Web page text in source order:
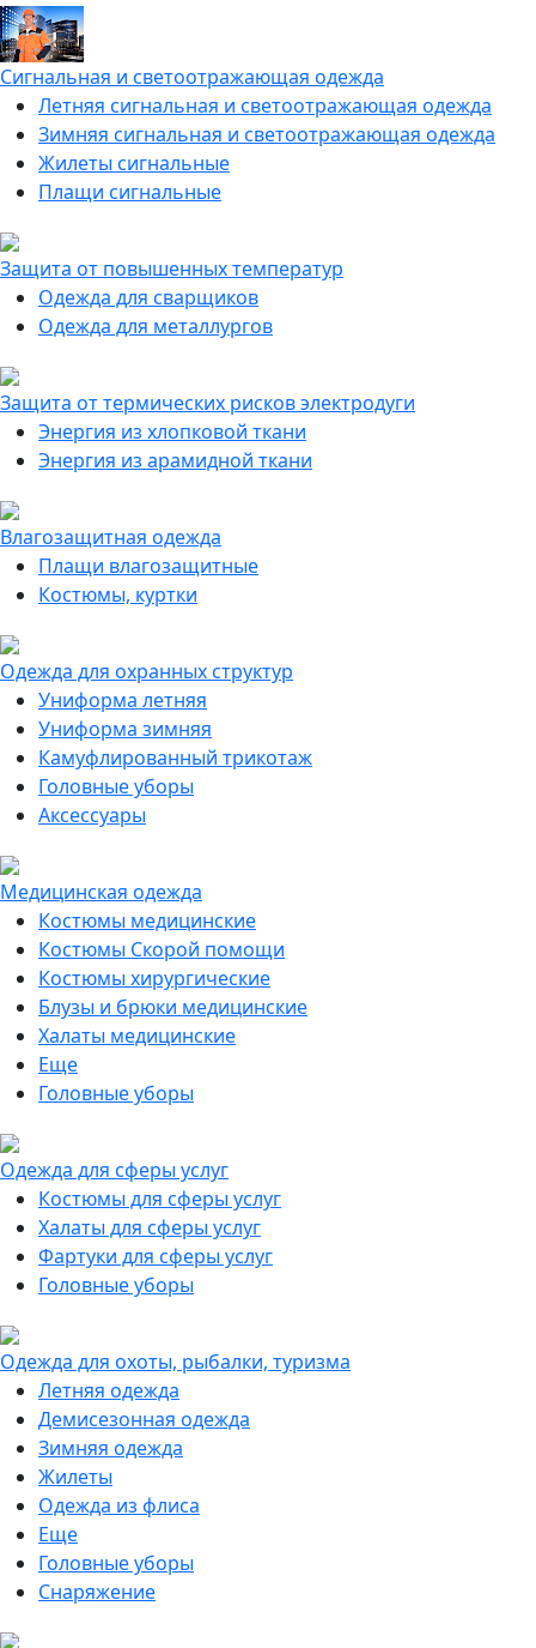
Сигнальная и светоотражающая одежда
Летняя сигнальная и светоотражающая одежда
Зимняя сигнальная и светоотражающая одежда
Жилеты сигнальные
Плащи сигнальные
Защита от повышенных температур
Одежда для сварщиков
Одежда для металлургов
Защита от термических рисков электродуги
Энергия из хлопковой ткани
Энергия из арамидной ткани
Влагозащитная одежда
Плащи влагозащитные
Костюмы, куртки
Одежда для охранных структур
Униформа летняя
Униформа зимняя
Камуфлированный трикотаж
Головные уборы
Аксессуары
Медицинская одежда
Костюмы медицинские
Костюмы Скорой помощи
Костюмы хирургические
Блузы и брюки медицинские
Халаты медицинские
Еще
Головные уборы
Одежда для сферы услуг
Костюмы для сферы услуг
Халаты для сферы услуг
Фартуки для сферы услуг
Головные уборы
Одежда для охоты, рыбалки, туризма
Летняя одежда
Демисезонная одежда
Зимняя одежда
Жилеты
Одежда из флиса
Еще
Головные уборы
Снаряжение